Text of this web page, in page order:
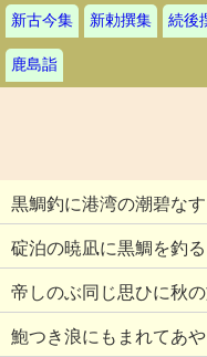
新古今集 新勅撰集 続後
鹿島詣
黒鯛釣に港湾の潮碧な
碇泊の暁凪に黒鯛を釣
帝しのぶ同じ思ひに秋
鮑つき浪にもまれてあ